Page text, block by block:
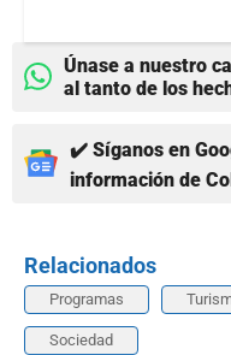
Únase a nuestro
al tanto de los
✔️ Síganos en
información de
Relacionados
Programas
Sociedad